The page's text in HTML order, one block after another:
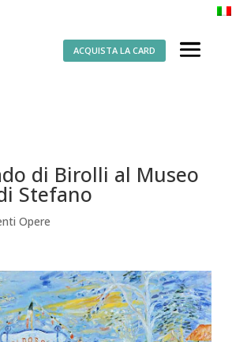
ACQUISTA LA CARD
di Birolli al Museo
Stefano
Opere